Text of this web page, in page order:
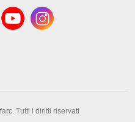
Tutti i diritti riservati